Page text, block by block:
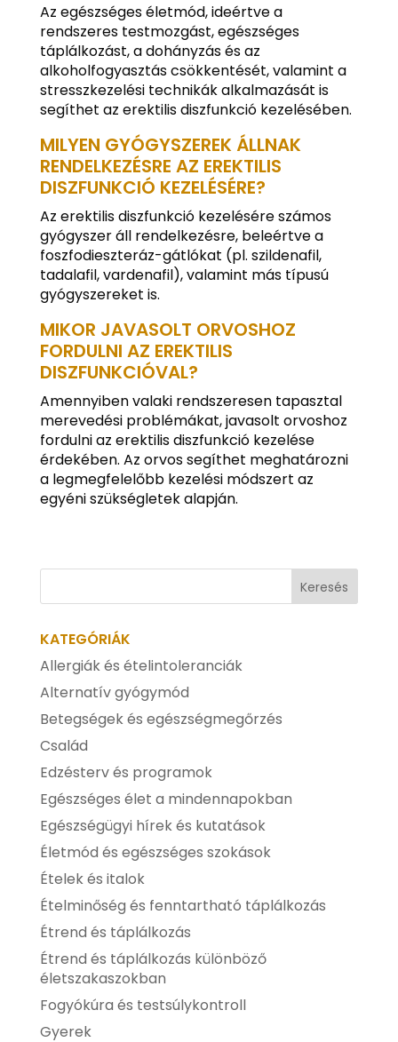
Az egészséges életmód, ideértve a
rendszeres testmozgást, egészséges
táplálkozást, a dohányzás és az
alkoholfogyasztás csökkentését, valamint a
stresszkezelési technikák alkalmazását is
segíthet az erektilis diszfunkció kezelésében.
MILYEN GYÓGYSZEREK ÁLLNAK
RENDELKEZÉSRE AZ EREKTILIS
DISZFUNKCIÓ KEZELÉSÉRE?
Az erektilis diszfunkció kezelésére számos
gyógyszer áll rendelkezésre, beleértve a
foszfodieszteráz-gátlókat (pl. szildenafil,
tadalafil, vardenafil), valamint más típusú
gyógyszereket is.
MIKOR JAVASOLT ORVOSHOZ
FORDULNI AZ EREKTILIS
DISZFUNKCIÓVAL?
Amennyiben valaki rendszeresen tapasztal
merevedési problémákat, javasolt orvoshoz
fordulni az erektilis diszfunkció kezelése
érdekében. Az orvos segíthet meghatározni
a legmegfelelőbb kezelési módszert az
egyéni szükségletek alapján.
KATEGÓRIÁK
Allergiák és ételintoleranciák
Alternatív gyógymód
Betegségek és egészségmegőrzés
Család
Edzésterv és programok
Egészséges élet a mindennapokban
Egészségügyi hírek és kutatások
Életmód és egészséges szokások
Ételek és italok
Ételminőség és fenntartható táplálkozás
Étrend és táplálkozás
Étrend és táplálkozás különböző
életszakaszokban
Fogyókúra és testsúlykontroll
Gyerek